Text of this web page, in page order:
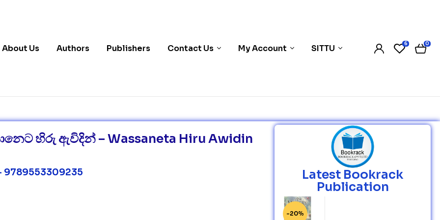
About Us Authors Publishers Contact Us My Account SITTU 6 0
හිරු ඇවිදින් – Wassaneta Hiru Awidin
9789553309235
Latest Bookrack
Publication
-20%